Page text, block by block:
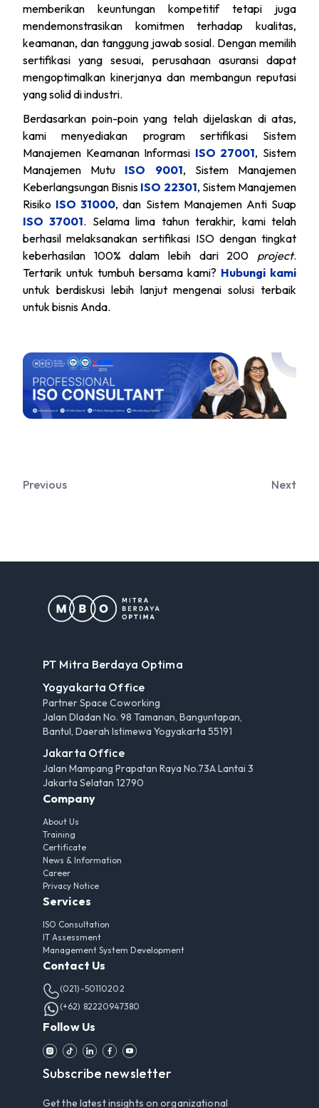
memberikan keuntungan kompetitif tetapi juga
mendemonstrasikan komitmen terhadap kualitas,
keamanan, dan tanggung jawab sosial. Dengan memilih
sertifikasi yang sesuai, perusahaan asuransi dapat
mengoptimalkan kinerjanya dan membangun reputasi
yang solid di industri.
Berdasarkan poin-poin yang telah dijelaskan di atas,
kami menyediakan program sertifikasi Sistem
Manajemen Keamanan Informasi ISO 27001, Sistem
Manajemen Mutu ISO 9001, Sistem Manajemen
Keberlangsungan Bisnis ISO 22301, Sistem Manajemen
Risiko ISO 31000, dan Sistem Manajemen Anti Suap
ISO 37001. Selama lima tahun terakhir, kami telah
berhasil melaksanakan sertifikasi ISO dengan tingkat
keberhasilan 100% dalam lebih dari 200 project.
Tertarik untuk tumbuh bersama kami? Hubungi kami
untuk berdiskusi lebih lanjut mengenai solusi terbaik
untuk bisnis Anda.
Previous Next
PT Mitra Berdaya Optima
Yogyakarta Office
Partner Space Coworking
Jalan Dladan No. 98 Tamanan, Banguntapan,
Bantul, Daerah Istimewa Yogyakarta 55191
Jakarta Office
Jalan Mampang Prapatan Raya No.73A Lantai 3
Jakarta Selatan 12790
Company
About Us
Training
Certificate
News & Information
Career
Privacy Notice
Services
ISO Consultation
IT Assessment
Management System Development
Contact Us
(021)-50110202
(+62) 82220947380
Follow Us
Subscribe newsletter
Get the latest insights on organizational